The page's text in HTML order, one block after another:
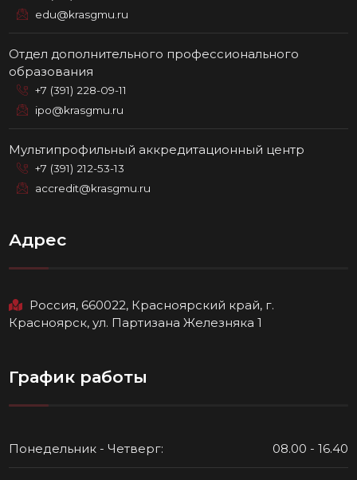
edu@krasgmu.ru
Отдел дополнительного профессионального
образования
+7 (391) 228-09-11
ipo@krasgmu.ru
Мультипрофильный аккредитационный центр
+7 (391) 212-53-13
accredit@krasgmu.ru
Адрес
Россия, 660022, Красноярский край, г.
Красноярск, ул. Партизана Железняка 1
График работы
Понедельник - Четверг: 08.00 - 16.40